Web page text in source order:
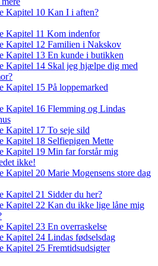
Kapitel 10 Kan I i aften?
Kapitel 11 Kom indenfor
Kapitel 12 Familien i Nakskov
Kapitel 13 En kunde i butikken
Kapitel 14 Skal jeg hjælpe dig med
Kapitel 15 På loppemarked
Kapitel 16 Flemming og Lindas
Kapitel 17 To seje sild
Kapitel 18 Selfiepigen Mette
Kapitel 19 Min far forstår mig
ikke!
Kapitel 20 Marie Mogensens store dag
Kapitel 21 Sidder du her?
Kapitel 22 Kan du ikke lige låne mig
Kapitel 23 En overraskelse
Kapitel 24 Lindas fødselsdag
Kapitel 25 Fremtidsudsigter